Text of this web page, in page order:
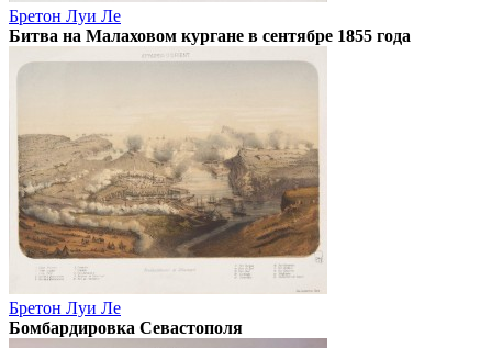
Бретон Луи Ле
Битва на Малаховом кургане в сентябре 1855 года
Бретон Луи Ле
Бомбардировка Севастополя